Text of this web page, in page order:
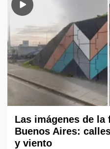
Las imágenes de la
Buenos Aires:
y viento